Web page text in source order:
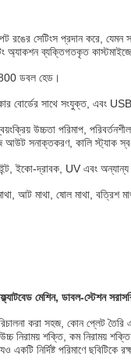
রঙের সেটিংস প্রদান করে,
অ্যাকশন ব্যক্তিগতকৃত
ডবল হেড।
বোর্ডের সাথে সংযুক্ত, এবং
উচ্চতা পরিমাপ,
আউট সনাক্তকরণ, কালি স্ট্যাক
ইকো-দ্রাবক, UV এবং অন্যান্য
আট মাথা, ষোল মাথা, বত্রিশ
মেশিন, ডাবল-স্টেশন
করা সহজ, কোন প্লেট
নিরাময় শক্তি, কম নিরাময়
নির্দিষ্ট পরিমাণে ছবিটিকে